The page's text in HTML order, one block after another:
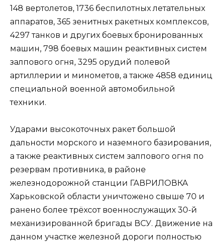
148 вертолетов, 1736 беспилотных летательных
аппаратов, 365 зенитных ракетных комплексов,
4297 танков и других боевых бронированных
машин, 798 боевых машин реактивных систем
залпового огня, 3295 орудий полевой
артиллерии и минометов, а также 4858 единиц
специальной военной автомобильной
техники.
Ударами высокоточных ракет большой
дальности морского и наземного базирования,
а также реактивных систем залпового огня по
резервам противника, в районе
железнодорожной станции ГАВРИЛОВКА
Харьковской области уничтожено свыше 70 и
ранено более трёхсот военнослужащих 30-й
механизированной бригады ВСУ. Движение на
данном участке железной дороги полностью